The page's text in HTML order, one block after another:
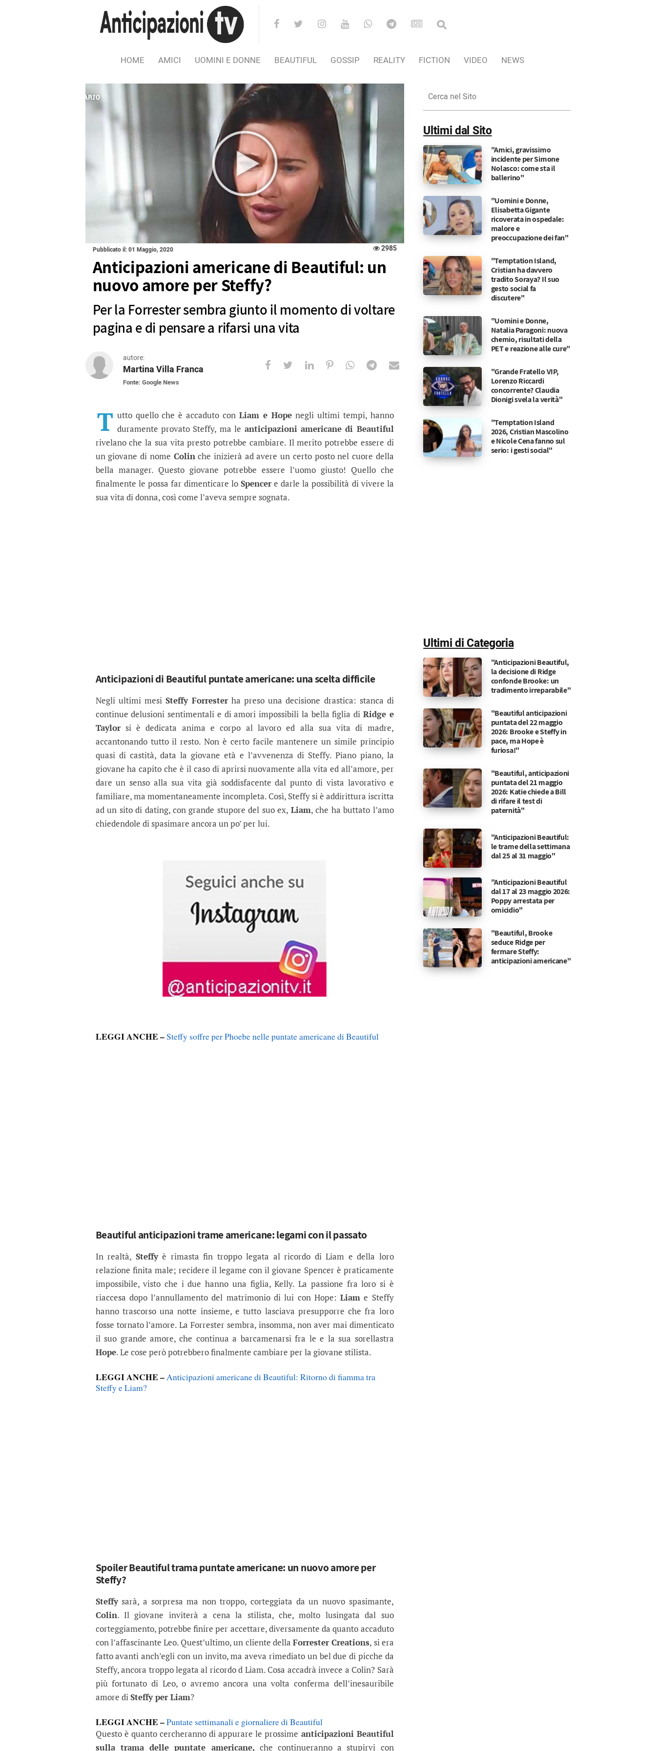
HOME AMICI UOMINI E DONNE BEAUTIFUL GOSSIP REALITY FICTION VIDEO NEWS
Pubblicato il: 01 Maggio, 2020 2985
Anticipazioni americane di Beautiful: un
nuovo amore per Steffy?
Per la Forrester sembra giunto il momento di voltare
pagina e di pensare a rifarsi una vita
autore:
Martina Villa Franca
Fonte: Google News
Anticipazioni americane di Beautiful: un nuovo amore per Steffy?
Per la Forrester sembra giunto il momento di voltare pagina e di pensare a rifarsi una vita
T utto quello che è accaduto conLiam e Hope negli ultimi tempi, hanno
duramente provato Steffy, ma le anticipazioni americane di Beautiful
rivelano che la sua vita presto potrebbe cambiare. Il merito potrebbe essere di
un giovane di nome Colinche inizierà ad avere un certo posto nel cuore della
bella manager. Questo giovane potrebbe essere l’uomo giusto! Quello che
finalmente le possa far dimenticare loSpencere darle la possibilità di vivere la
sua vita di donna, così come l’aveva sempre sognata.
Anticipazioni di Beautiful puntate americane: una scelta difficile
Negli ultimi mesi Steffy Forresterha preso una decisione drastica: stanca di
continue delusioni sentimentali e di amori impossibili la bella figlia di Ridge e
Taylorsi è dedicata anima e corpo al lavoro ed alla sua vita di madre,
accantonando tutto il resto. Non è certo facile mantenere un simile principio
quasi di castità, data la giovane età e l’avvenenza di Steffy. Piano piano, la
giovane ha capito che è il caso di aprirsi nuovamente alla vita ed all’amore, per
dare un senso alla sua vita già soddisfacente dal punto di vista lavorativo e
familiare, ma momentaneamente incompleta. Così, Steffy si è addirittura iscritta
ad un sito di dating, con grande stupore del suo ex, Liam, che ha buttato l’amo
chiedendole di spasimare ancora un po’ per lui.
LEGGI ANCHE –Steffy soffre per Phoebe nelle puntate americane di Beautiful
Beautiful anticipazioni trame americane: legami con il passato
In realtà, Steffyè rimasta fin troppo legata al ricordo di Liam e della loro
relazione finita male; recidere il legame con il giovane Spencer è praticamente
impossibile, visto che i due hanno una figlia, Kelly. La passione fra loro si è
riaccesa dopo l’annullamento del matrimonio di lui con Hope:Liam e Steffy
hanno trascorso una notte insieme, e tutto lasciava presupporre che fra loro
fosse tornato l’amore. La Forrester sembra, insomma, non aver mai dimenticato
il suo grande amore, che continua a barcamenarsi fra le e la sua sorellastra
Hope. Le cose però potrebbero finalmente cambiare per la giovane stilista.
LEGGI ANCHE –Anticipazioni americane di Beautiful: Ritorno di fiamma tra
Steffy e Liam?
Spoiler Beautiful trama puntate americane: un nuovo amore per
Steffy?
Steffysarà, a sorpresa ma non troppo, corteggiata da un nuovo spasimante,
Colin. Il giovane inviterà a cena la stilista, che, molto lusingata dal suo
corteggiamento, potrebbe finire per accettare, diversamente da quanto accaduto
con l’affascinante Leo. Quest’ultimo, un cliente dellaForrester Creations, si era
fatto avanti anch’egli con un invito, ma aveva rimediato un bel due di picche da
Steffy, ancora troppo legata al ricordo d Liam. Cosa accadrà invece a Colin? Sarà
più fortunato di Leo, o avremo ancora una volta conferma dell’inesauribile
amore diSteffy per Liam?
LEGGI ANCHE –Puntate settimanali e giornaliere di Beautiful
Questo è quanto cercheranno di appurare le prossime anticipazioni Beautiful
sulla trama delle puntate americane, che continueranno a stupirvi con
nel
Sito
Ultimi dal Sito
"Amici, gravissimo
incidente per Simone
Nolasco: come sta il
ballerino"
"Uomini e Donne,
Elisabetta Gigante
ricoverata in ospedale:
malore e
preoccupazione dei fan"
"Temptation Island,
Cristian ha davvero
tradito Soraya? Il suo
gesto social fa
discutere"
"Uomini e Donne,
Natalia Paragoni: nuova
chemio, risultati della
PET e reazione alle cure"
"Grande Fratello VIP,
Lorenzo Riccardi
concorrente? Claudia
Dionigi svela la verità"
"Temptation Island
2026, Cristian Mascolino
e Nicole Cena fanno sul
serio: i gesti social"
Ultimi di Categoria
"Anticipazioni Beautiful,
la decisione di Ridge
confonde Brooke: un
tradimento irreparabile"
"Beautiful anticipazioni
puntata del 22 maggio
2026: Brooke e Steffy in
pace, ma Hope è
furiosa!"
"Beautiful, anticipazioni
puntata del 21 maggio
2026: Katie chiede a Bill
di rifare il test di
paternità"
"Anticipazioni Beautiful:
le trame della settimana
dal 25 al 31 maggio"
"Anticipazioni Beautiful
dal 17 al 23 maggio 2026:
Poppy arrestata per
omicidio"
"Beautiful, Brooke
seduce Ridge per
fermare Steffy:
anticipazioni americane"